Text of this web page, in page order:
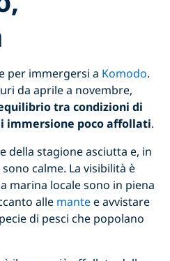
per immergersi a Komodo.
da aprile a novembre,
tra condizioni di
immersione poco affollati.
della stagione asciutta e, in
calme. La visibilità è
marina locale sono in piena
alle mantee avvistare
di pesci che popolano